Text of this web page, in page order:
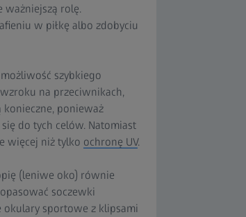
ważniejszą rolę.
w piłkę albo zdobyciu
szybkiego
na przeciwnikach,
konieczne, ponieważ
do tych celów. Natomiast
więcej niż tylko ochronę UV.
(leniwe oko) równie
soczewki
okulary sportowe z klipsami